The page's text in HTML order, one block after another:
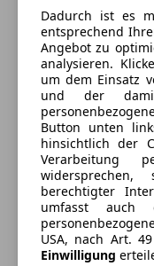
Kraftstoffverbrauch
CO₂-Emissionen
Ausstattung
Komfort
Armlehne
Einparkhilfe
Einparkhilfe
Einparkhilfe
Mehr anzeigen
Farbe und
Außenfarbe
Dadurch ist es
entsprechend
Angebot zu
analysieren.
um dem Einsatz
und der damit
Button unten
hinsichtlich der
Verarbeitung
berechtigter
umfasst auch
USA, nach Art.
Einwilligung